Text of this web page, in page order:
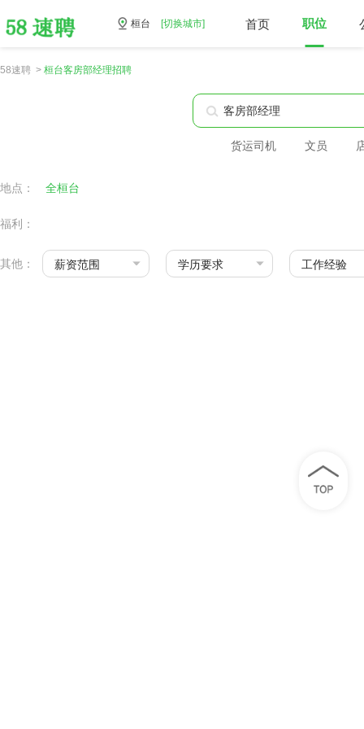
桓台 [切换城市] 首页 职位
58速聘 > 桓台客房部经理招聘
货运司机 文员
地点： 全桓台
福利：
其他： 薪资范围 学历要求 工作经验